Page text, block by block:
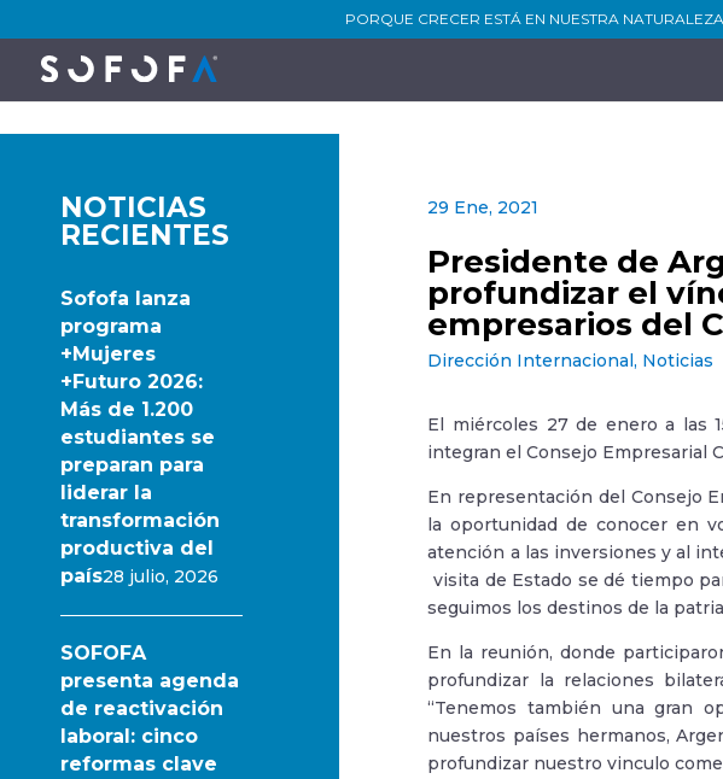
PORQUE CRECER ESTÁ EN NUESTRA NATURALEZA
NOTICIAS
RECIENTES
Sofofa lanza
programa
+Mujeres
+Futuro 2026:
Más de 1.200
estudiantes se
preparan para
liderar la
transformación
productiva del
país28 julio, 2026
SOFOFA
presenta agenda
de reactivación
laboral: cinco
reformas clave
29 Ene, 2021
Presidente de
profundizar el
empresarios del
Dirección Internacional, Noticias
El miércoles 27 de enero a las
integran el Consejo Empresarial
En representación del Consejo
la oportunidad de conocer en
atención a las inversiones y al
visita de Estado se dé tiempo
seguimos los destinos de la
En la reunión, donde
profundizar la relaciones
“Tenemos también una gran
nuestros países hermanos,
profundizar nuestro vinculo